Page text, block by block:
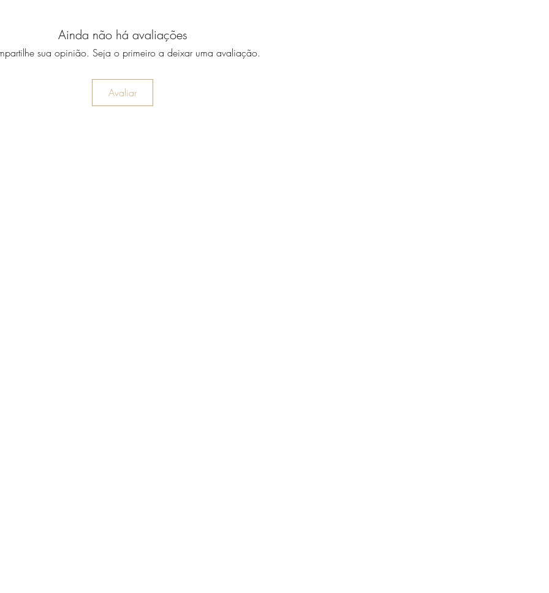
Ainda não há avaliações
sua opinião. Seja o primeiro a deixar uma avaliação.
Avaliar